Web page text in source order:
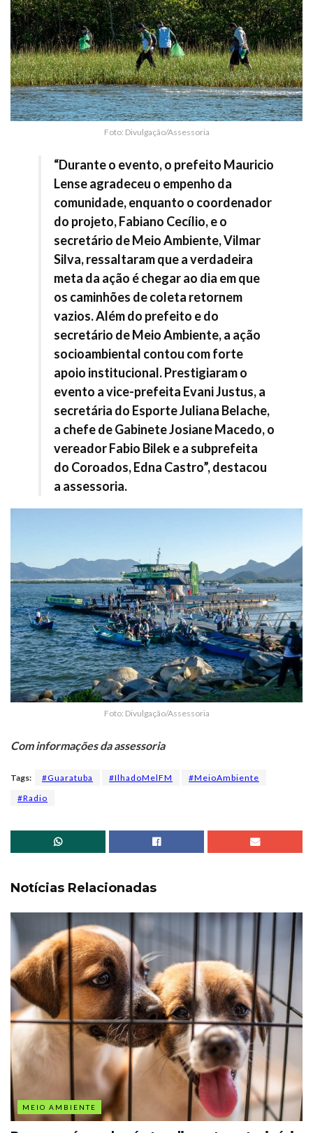
Foto: Divulgação/Assessoria
“Durante o evento, o prefeito Mauricio
Lense agradeceu o empenho da
comunidade, enquanto o coordenador
do projeto, Fabiano Cecílio, e o
secretário de Meio Ambiente, Vilmar
Silva, ressaltaram que a verdadeira
meta da ação é chegar ao dia em que
os caminhões de coleta retornem
vazios. Além do prefeito e do
secretário de Meio Ambiente, a ação
socioambiental contou com forte
apoio institucional. Prestigiaram o
evento a vice-prefeita Evani Justus, a
secretária do Esporte Juliana Belache,
a chefe de Gabinete Josiane Macedo, o
vereador Fabio Bilek e a subprefeita
do Coroados, Edna Castro”, destacou
a assessoria.
Foto: Divulgação/Assessoria
Com informações da assessoria
Tags: #Guaratuba #IlhadoMelFM
#MeioAmbiente
#Radio
Notícias Relacionadas
MEIO AMBIENTE